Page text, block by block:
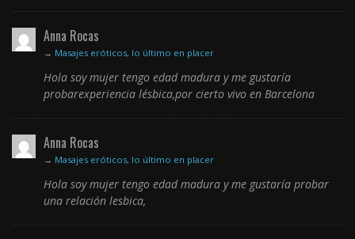
Anna Rocas
→ Masajes eróticos, lo último en placer
Hola soy mujer tengo edad madura y me gustaría
probarexperiencia lésbica,por cierto vivo en Barcelona
Anna Rocas
→ Masajes eróticos, lo último en placer
Hola soy mujer tengo edad madura y me gustaría probar
una relación lesbica,